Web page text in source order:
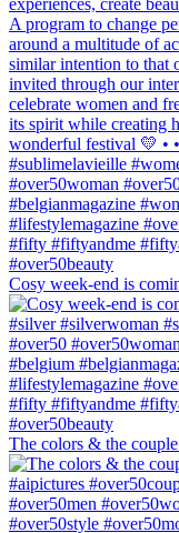
Cosy week-end is
The colors & the